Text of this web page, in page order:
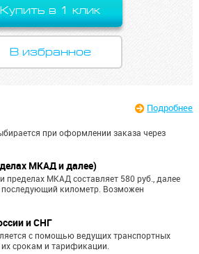
Купить в 1 клик
В избранное
Подробнее
при оформлении заказа через
МКАД и далее)
пределах МКАД составляет 580 руб., далее
километр. Возможен
и СНГ
с помощью ведущих транспортных
срокам и тарификации.